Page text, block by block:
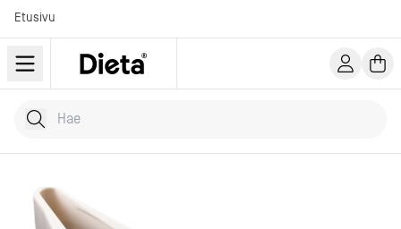
Etusivu
Hae tuotteita
Kirjoita hakusana...